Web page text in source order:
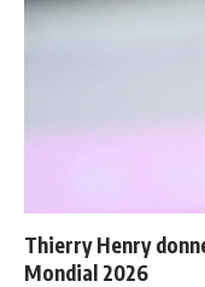
Thierry Henry
Mondial 2026